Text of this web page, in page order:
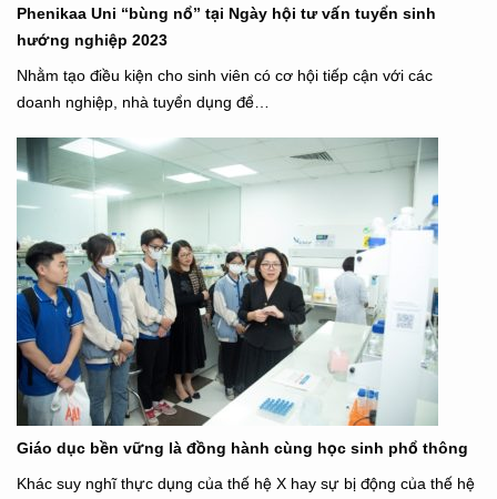
Phenikaa Uni “bùng nổ” tại Ngày hội tư vấn tuyển sinh
hướng nghiệp 2023
Nhằm tạo điều kiện cho sinh viên có cơ hội tiếp cận với các
doanh nghiệp, nhà tuyển dụng để…
Giáo dục bền vững là đồng hành cùng học sinh phổ thông
Khác suy nghĩ thực dụng của thế hệ X hay sự bị động của thế hệ